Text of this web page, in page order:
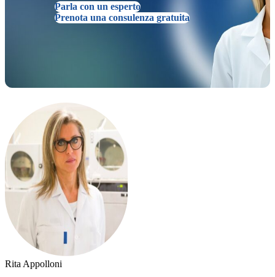
Parla con un esperto
Prenota una consulenza gratuita
Rita Appolloni